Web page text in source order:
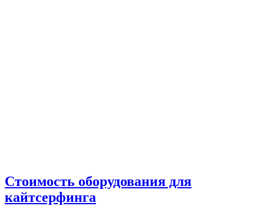
Стоимость оборудования для
кайтсерфинга